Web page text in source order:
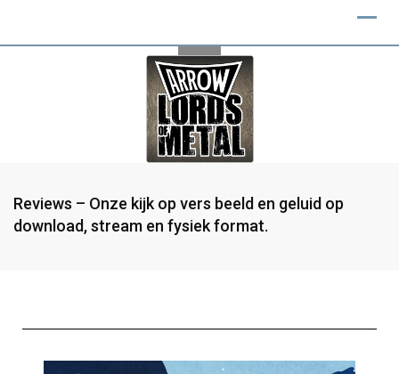
Reviews – Onze kijk op vers beeld en geluid op
download, stream en fysiek format.